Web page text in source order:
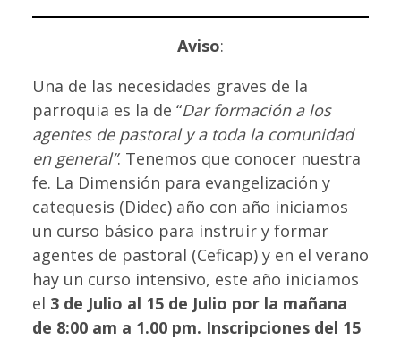
Aviso:
Una de las necesidades graves de la
parroquia es la de “Dar formación a los
agentes de pastoral y a toda la comunidad
en general”. Tenemos que conocer nuestra
fe. La Dimensión para evangelización y
catequesis (Didec) año con año iniciamos
un curso básico para instruir y formar
agentes de pastoral (Ceficap) y en el verano
hay un curso intensivo, este año iniciamos
el 3 de Julio al 15 de Julio por la mañana
de 8:00 am a 1.00 pm. Inscripciones del 15